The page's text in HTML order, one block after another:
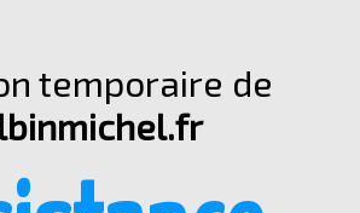
temporaire de